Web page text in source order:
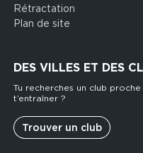
Rétractation
Plan de site
DES VILLES ET DES
Tu recherches un club
t’entraîner ?
Trouver un club